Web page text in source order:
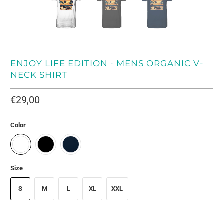
ENJOY LIFE EDITION - MENS ORGANIC V-
NECK SHIRT
€29,00
Color
Size
S M L XL XXL